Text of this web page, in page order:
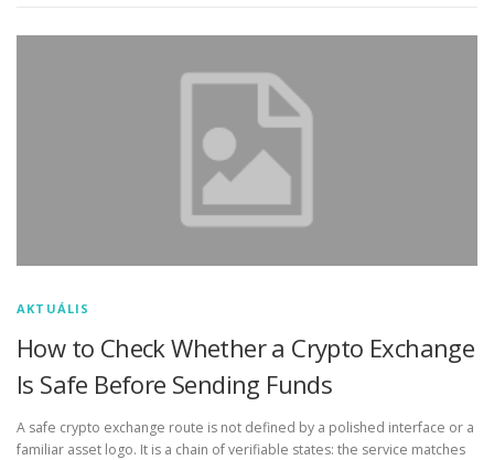
AKTUÁLIS
How to Check Whether a Crypto Exchange
Is Safe Before Sending Funds
A safe crypto exchange route is not defined by a polished interface or a
familiar asset logo. It is a chain of verifiable states: the service matches